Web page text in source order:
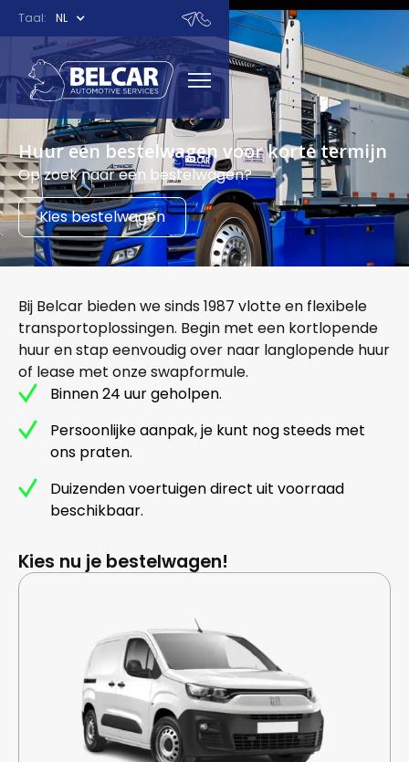
Taal: NL
Huur een bestelwagen voor korte termijn
Op zoek naar een bestelwagen?
Kies bestelwagen
Bij Belcar bieden we sinds 1987 vlotte en flexibele
transportoplossingen. Begin met een kortlopende
huur en stap eenvoudig over naar langlopende huur
of lease met onze swapformule.
Binnen 24 uur geholpen.
Persoonlijke aanpak, je kunt nog steeds met
ons praten.
Duizenden voertuigen direct uit voorraad
beschikbaar.
Kies nu je bestelwagen!